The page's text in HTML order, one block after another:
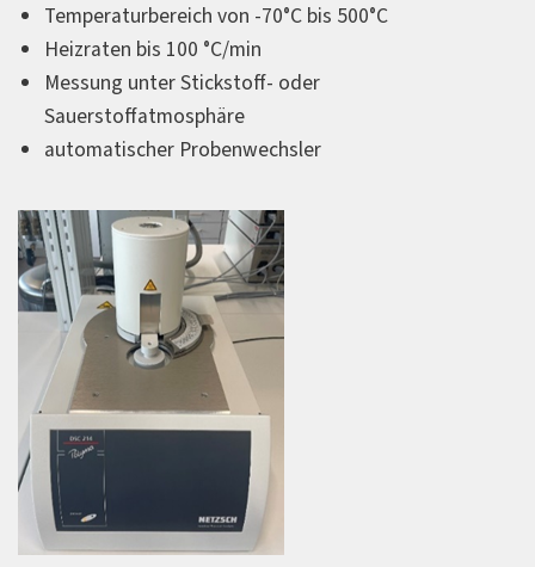
Temperaturbereich von -70°C bis 500°C
Heizraten bis 100 °C/min
Messung unter Stickstoff- oder
Sauerstoffatmosphäre
automatischer Probenwechsler